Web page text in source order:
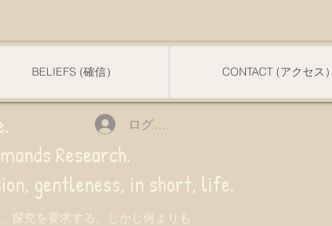
BELIEFS (確信） CONTACT (アクセス
ログイン
Research.
in short, life.
探究を要求する。しかし何よりも